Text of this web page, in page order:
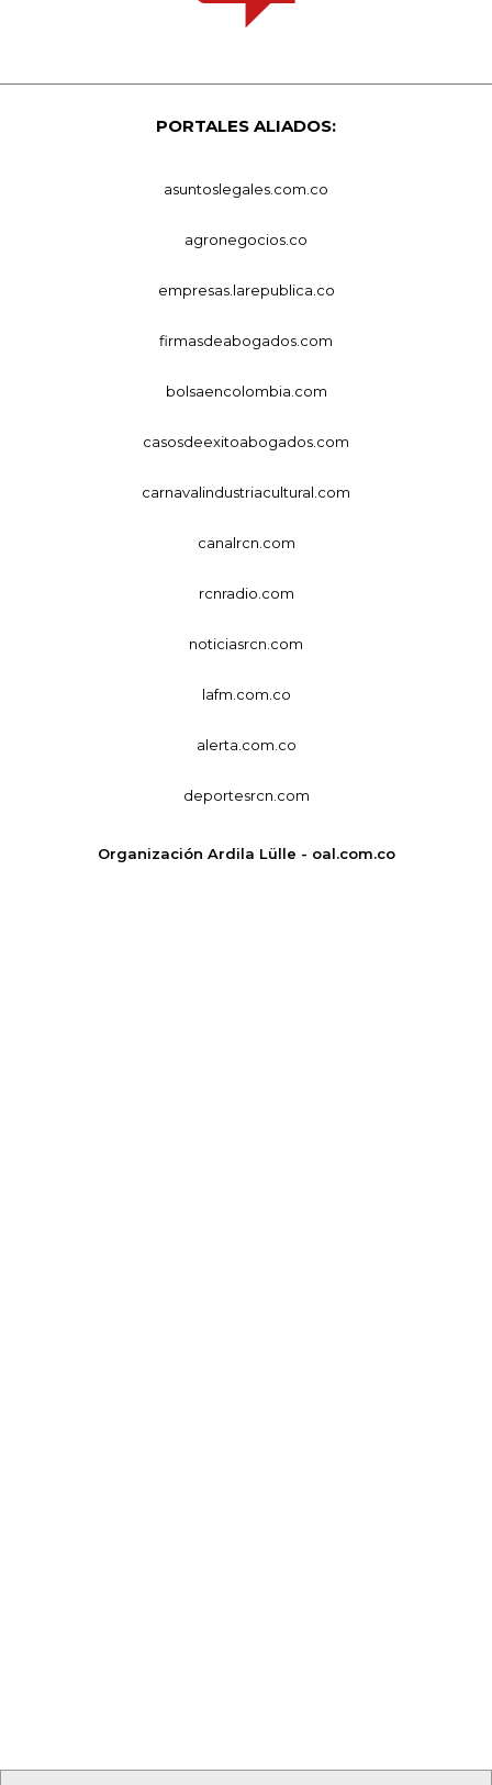
PORTALES ALIADOS:
asuntoslegales.com.co
agronegocios.co
empresas.larepublica.co
firmasdeabogados.com
bolsaencolombia.com
casosdeexitoabogados.com
carnavalindustriacultural.com
canalrcn.com
rcnradio.com
noticiasrcn.com
lafm.com.co
alerta.com.co
deportesrcn.com
Organización Ardila Lülle - oal.com.co